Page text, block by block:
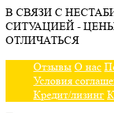
В СВЯЗИ С
СИТУАЦИЕЙ -
ОТЛИЧАТЬСЯ
Отзывы О нас
Условия
Кредит/лизинг